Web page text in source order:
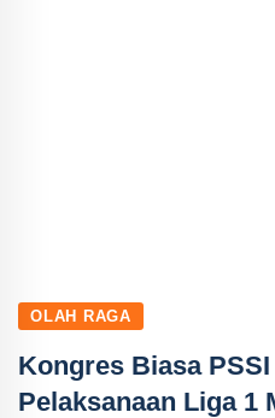
OLAH RAGA
Kongres Biasa
Pelaksanaan Liga 1